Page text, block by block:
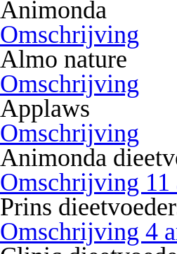
Animonda
Omschrijving
Almo nature
Omschrijving
Applaws
Omschrijving
Animonda
Omschrijving 11
Prins
Omschrijving 4